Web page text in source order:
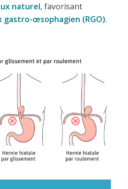
naturel, favorisant
gastro-œsophagien (RGO).